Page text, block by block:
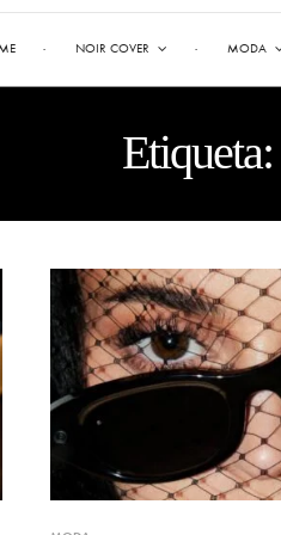
NOIR COVER MODA
Etiqueta: